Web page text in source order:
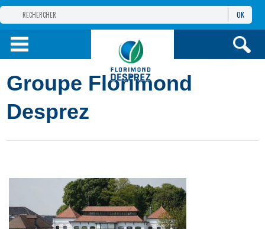
GROUPE
PRODUITS
INFOSET SERVICES
OK
Groupe Florimond
Desprez